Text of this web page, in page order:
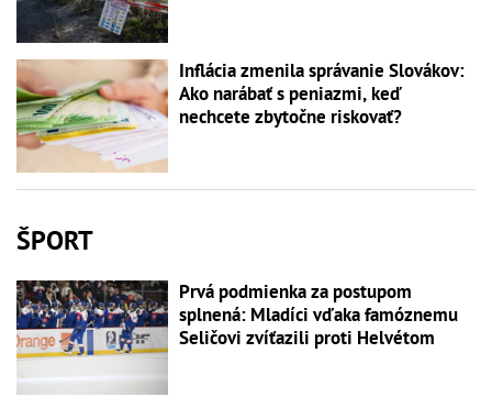
Inflácia zmenila správanie Slovákov:
Ako narábať s peniazmi, keď
nechcete zbytočne riskovať?
ŠPORT
Prvá podmienka za postupom
splnená: Mladíci vďaka famóznemu
Seličovi zvíťazili proti Helvétom